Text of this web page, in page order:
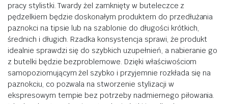
pracy stylistki. Twardy żel zamknięty w buteleczce z
pędzelkiem będzie doskonałym produktem do przedłużania
paznokci na tipsie lub na szablonie do długości krótkich,
średnich i długich. Rzadka konsystencja sprawi, że produkt
idealnie sprawdzi się do szybkich uzupełnień, a nabieranie go
z butelki będzie bezproblemowe. Dzięki właściwościom
samopoziomującym żel szybko i przyjemnie rozkłada się na
paznokciu, co pozwala na stworzenie stylizacji w
ekspresowym tempie bez potrzeby nadmiernego piłowania.